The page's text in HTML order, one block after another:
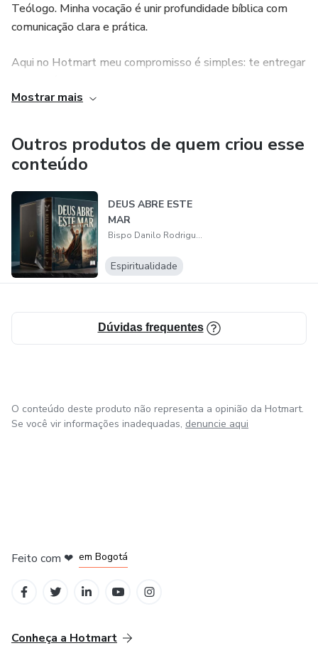
Teólogo. Minha vocação é unir profundidade bíblica com
comunicação clara e prática.
Aqui no Hotmart meu compromisso é simples: te entregar
real na sua vida espiritual e ministerial. Se é pra ensinar a
Mostrar mais
Outros produtos de quem criou esse
conteúdo
DEUS ABRE ESTE
MAR
Bispo Danilo Rodrigues
Espiritualidade
Dúvidas frequentes
O conteúdo deste produto não representa a opinião da Hotmart.
Se você vir informações inadequadas, denuncie aqui
Feito com ❤ em Bogotá
Conheça a Hotmart